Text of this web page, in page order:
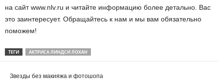
на сайт www.nlv.ru и читайте информацию более детально. Вас
это заинтересует. Обращайтесь к нам и мы вам обязательно
поможем!
ТЕГИ АКТРИСА ЛИНДСИ ЛОХАН
Звезды без макияжа и фотошопа